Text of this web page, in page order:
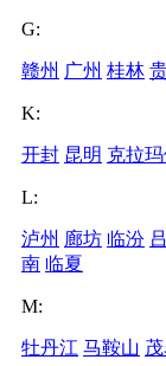
G:
赣州 广州 桂林
K:
开封 昆明 克拉
L:
泸州 廊坊 临汾
南 临夏
M:
牡丹江 马鞍山